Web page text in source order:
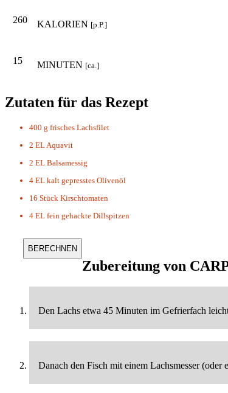
260 KALORIEN [p.P.]
15 MINUTEN [ca.]
Zutaten für das Rezept
400 g frisches Lachsfilet
2 EL Aquavit
2 EL Balsamessig
4 EL kalt gepresstes Olivenöl
16 Stück Kirschtomaten
4 EL fein gehackte Dillspitzen
Zubereitung von
Den Lachs etwa 45 Minuten im Gefrierfach
Danach den Fisch mit einem Lachsmesser